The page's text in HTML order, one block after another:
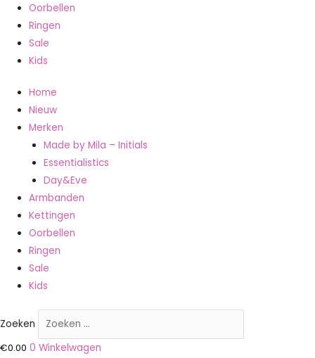
Oorbellen
Ringen
Sale
Kids
Home
Nieuw
Merken
Made by Mila – Initials
Essentialistics
Day&Eve
Armbanden
Kettingen
Oorbellen
Ringen
Sale
Kids
Zoeken
€0.00 0 Winkelwagen